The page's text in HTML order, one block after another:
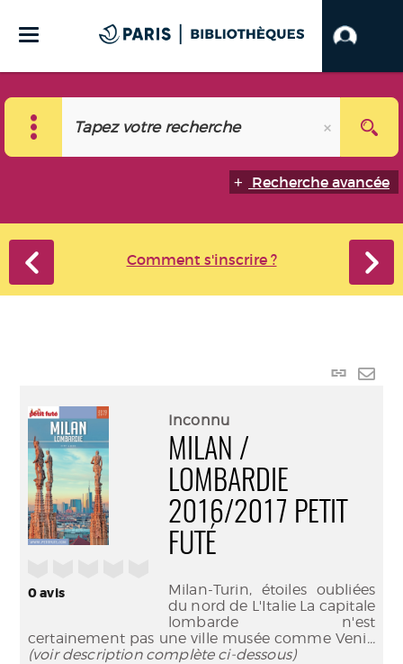
Recherche avancée
Comment s'inscrire ?
Lien
0avis
Inconnu
MILAN /
LOMBARDIE
2016/2017 PETIT
FUTÉ
Milan-Turin, étoiles oubliées
du nord de L'Italie La capitale
lombarde n'est
certainement pas une ville musée comme Veni...
(voir description complète ci-dessous)